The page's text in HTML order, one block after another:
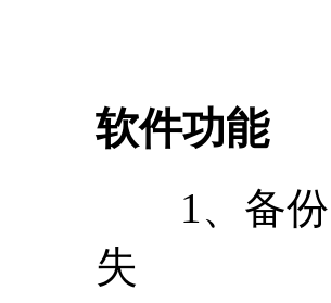
软件功能
1、备份
失